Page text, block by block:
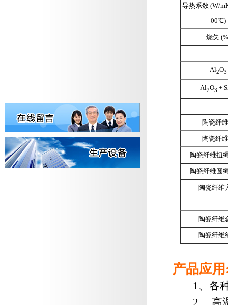
导热系数 (W/
00℃)
烧失
Al2O3
Al2O3 +
陶瓷纤
陶瓷纤
陶瓷纤维扭
陶瓷纤维圆
陶瓷纤维
陶瓷纤维
陶瓷纤维
产品应
1、各种
2、 高温